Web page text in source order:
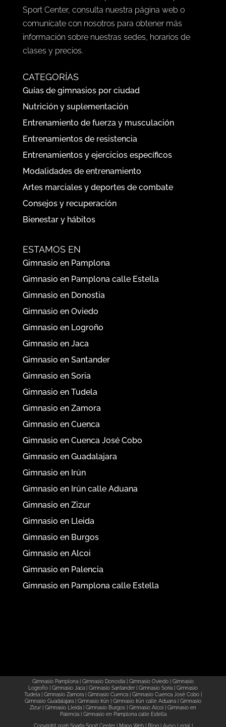
Sport Center, consulta nuestra página web o
comunícate con nosotros para obtener más
información sobre nuestras sedes, horarios de
clases y precios.
CATEGORÍAS
Guías de gimnasios por ciudad
Nutrición y suplementación
Entrenamiento de fuerza y musculación
Entrenamientos de resistencia
Entrenamientos y ejercicios específicos
Modalidades de entrenamiento
Artes marciales y deportes de combate
Consejos y recuperación
Bienestar y hábitos
ESTAMOS EN
Gimnasio en Pamplona
Gimnasio en Pamplona calle Estella
Gimnasio en Donostia
Gimnasio en Oviedo
Gimnasio en Logroño
Gimnasio en Jaca
Gimnasio en Santander
Gimnasio en Soria
Gimnasio en Tudela
Gimnasio en Zamora
Gimnasio en Cuenca
Gimnasio en Cuenca José Cobo
Gimnasio en Guadalajara
Gimnasio en Irún
Gimnasio en Irún calle Aduana
Gimnasio en Zizur
Gimnasio en Lleida
Gimnasio en Burgos
Gimnasio en Alcoi
Gimnasio en Palencia
Gimnasio en Pamplona calle Estella
Gimnasio Pamplona Gimnasio Donostia Gimnasio Oviedo
Gimnasio
Logroño
Gimnasio Jaca Gimnasio Santander| Gimnasio Soria
Gimnasio
Tudela
Gimnasio Zamora Gimnasio Cuenca Gimnasio Cuenca José Cobo
Gimnasio Guadalajara
Gimnasio Irún Gimnasio Irún calle Aduana
Gimnasio
Zizur| Gimnasio Lleida Gimnasio Burgos Gimnasio Alcoi
Gimnasio en
Palencia
Gimnasio en Pamplona calle Estella
Copyright 2026 Sparta Sport Center Mapa Web| Blog| Aviso Legal